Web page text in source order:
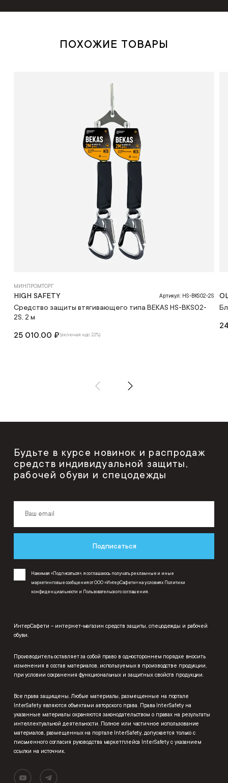
ПОХОЖИЕ ТОВАРЫ
МИНПРОМТОРГ
HIGH SAFETY Артикул: HS-BKS02-2S
Средство защиты втягивающего типа BEKAS HS-BKS02-
2S, 2 м
25 010.00 ₽(включая ндс 22%)
Будьте в курсе новинок и распродаж
средств индивидуальной защиты,
рабочей обуви и спецодежды
Подписаться
Нажимая «Подписаться», я соглашаюсь получать рекламные и иные
маркетинговые сообщения от ООО «ИнтерСафети» на условиях Политики
конфиденциальности и Пользовательского соглашения.
ИнтерСафети – интернет-магазин средств защиты, спецодежды и рабочей
обуви.
Производитель оставляет за собой право в одностороннем порядке вносить
изменения в состав материалов, используемых в производстве продукции,
при условии сохранения функциональных и защитных свойств продукции.
Все права защищены. Любые материалы, размещенные на портале
InterSafety являются объектами авторского права. Права InterSafety на
указанные материалы охраняются законодательством о правах на результаты
интеллектуальной деятельности. Полное или частичное использование
материалов, размещенных на портале InterSafety, допускается только с
письменного согласия руководства маркетплейса InterSafety с указанием
ссылки на источник.